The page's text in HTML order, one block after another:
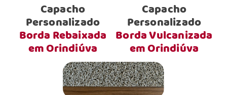
Capacho
Personalizado
Borda Rebaixada
em Orindiúva
Capacho
Personalizado
Borda Vulcanizada
em Orindiúva